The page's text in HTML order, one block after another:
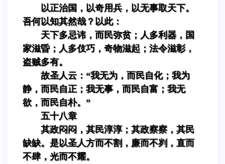
以正治国，以奇用兵，以无事取天下。
吾何以知其然哉？以此：
天下多忌讳，而民弥贫；人多利器，国
家滋昏；人多伎巧，奇物滋起；法令滋彰，
盗贼多有。
故圣人云：“我无为，而民自化；我为
静，而民自正；我无事，而民自富；我无
欲，而民自朴。”
五十八章
其政闷闷，其民淳淳；其政察察，其民
缺缺。是以圣人方而不割，廉而不刿，直而
不肆，光而不耀。